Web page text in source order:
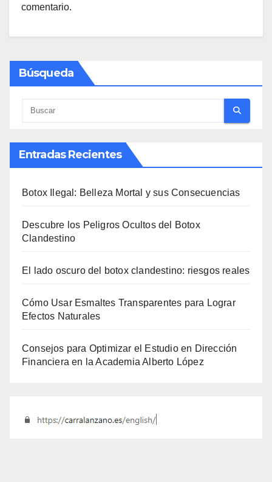
comentario.
Búsqueda
Entradas Recientes
Botox Ilegal: Belleza Mortal y sus Consecuencias
Descubre los Peligros Ocultos del Botox
Clandestino
El lado oscuro del botox clandestino: riesgos reales
Cómo Usar Esmaltes Transparentes para Lograr
Efectos Naturales
Consejos para Optimizar el Estudio en Dirección
Financiera en la Academia Alberto López